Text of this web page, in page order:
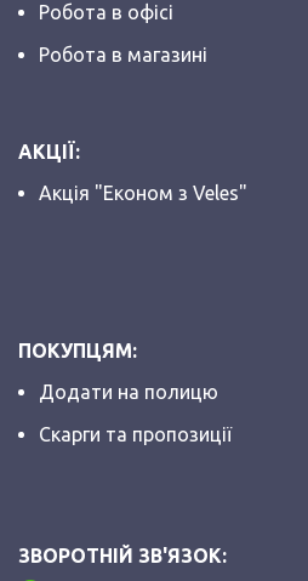
Робота в офісі
Робота в магазині
АКЦІЇ:
Акція "Економ з Veles"
ПОКУПЦЯМ:
Додати на полицю
Скарги та пропозиції
ЗВОРОТНІЙ ЗВ'ЯЗОК: